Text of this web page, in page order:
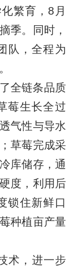
繁育，8月
季。同时，
队，全程为
全链条品质
莓生长全过
气性与导水
草莓完成采
库储存，通
度，利用后
锁住新鲜口
种植亩产量
术，进一步